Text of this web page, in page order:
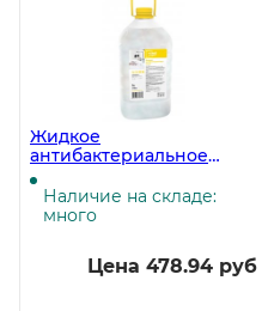
Жидкое
антибактериальное
мыло Новый Элемент,
перламутровое, 5 литров
Наличие на складе:
много
Цена 478.94 руб